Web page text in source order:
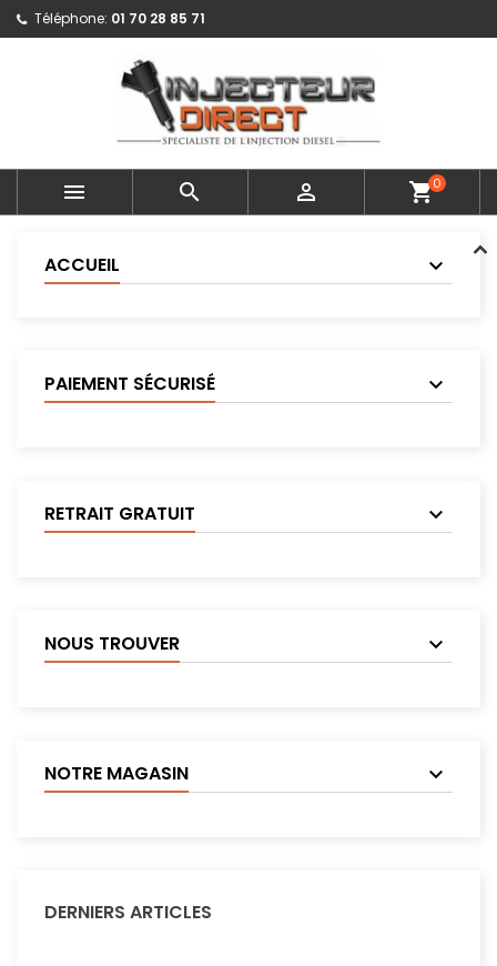
Téléphone: 01 70 28 85 71
   shopping_cart0
ACCUEIL
PAIEMENT SÉCURISÉ
RETRAIT GRATUIT
NOUS TROUVER
NOTRE MAGASIN
DERNIERS ARTICLES